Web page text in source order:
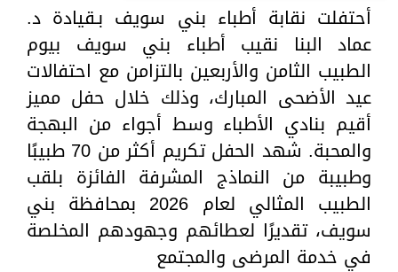
أحتفلت نقابة أطباء بني سويف بـقيادة د.
عماد البنا نقيب أطباء بني سويف بيوم
الطبيب الثامن والأربعين بالتزامن مع احتفالات
عيد الأضحى المبارك، وذلك خلال حفل مميز
أقيم بنادي الأطباء وسط أجواء من البهجة
والمحبة. شهد الحفل تكريم أكثر من 70 طبيبًا
وطبيبة من النماذج المشرفة الفائزة بلقب
الطبيب المثالي لعام 2026 بمحافظة بني
سويف، تقديرًا لعطائهم وجهودهم المخلصة
في خدمة المرضى والمجتمع